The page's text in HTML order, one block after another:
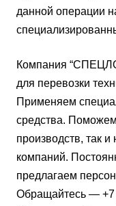
данной операции
Компания
для перевозки
Применяем
средства.
производств, так
компаний.
предлагаем
Обращайтесь — +7